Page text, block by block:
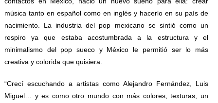
música tanto en español como en inglés y hacerlo en su país de
nacimiento. La industria del pop mexicano se sintió como un
respiro ya que estaba acostumbrada a la estructura y el
minimalismo del pop sueco y México le permitió ser lo más
creativa y colorida que quisiera.
“Crecí escuchando a artistas como Alejandro Fernández, Luis
Miguel… y es como otro mundo con más colores, texturas, un